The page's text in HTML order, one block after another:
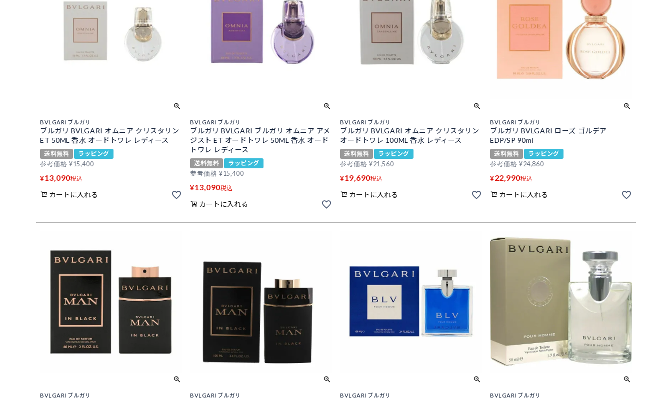
BVLGARI ブルガリ
ブルガリ BVLGARI オムニア クリスタリン
ET 50ML 香水 オードトワレ レディース
送料無料
ラッピング
参考価格 ¥15,400
¥13,090税込
カートに入れる
BVLGARI ブルガリ
ブルガリ BVLGARI ブルガリ オムニア アメ
ジスト ET オードトワレ 50ML 香水 オード
トワレ レディース
送料無料
ラッピング
参考価格 ¥15,400
¥13,090税込
カートに入れる
BVLGARI ブルガリ
ブルガリ BVLGARI オムニア クリスタリン
オードトワレ 100ML 香水 レディース
送料無料
ラッピング
参考価格 ¥21,560
¥19,690税込
カートに入れる
BVLGARI ブルガリ
ブルガリ BVLGARI ローズ ゴルデア
EDP/SP 90ml
送料無料
ラッピング
参考価格 ¥24,860
¥22,990税込
カートに入れる
BVLGARI ブルガリ BVLGARI ブルガリ BVLGARI ブルガリ BVLGARI ブルガリ